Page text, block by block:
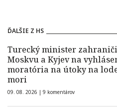
ĎALŠIE Z HS
Turecký minister
Moskvu a Kyjev na
moratória na útoky na
mori
09. 08. 2026 | 9 komentárov